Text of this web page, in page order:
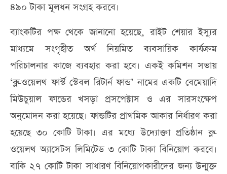
৪৯০ টাকা মূলধন সংগ্রহ করবে।
ব্যাংকটির পক্ষ থেকে জানানো হয়েছে, রাইট শেয়ার ইস্যুর
মাধ্যমে সংগৃহীত অর্থ নিয়মিত ব্যবসায়িক কার্যক্রম
পরিচালনার কাজে ব্যবহার করা হবে। একই কমিশন সভায়
‘ব্লু-ওয়েলথ ফার্স্ট স্টেবল রিটার্ন ফান্ড’ নামের একটি বেমেয়াদি
মিউচুয়াল ফান্ডের খসড়া প্রসপেক্টাস ও এর সারসংক্ষেপ
অনুমোদন করা হয়েছে। ফান্ডটির প্রাথমিক আকার নির্ধারণ করা
হয়েছে ৩০ কোটি টাকা। এর মধ্যে উদ্যোক্তা প্রতিষ্ঠান ব্লু-
ওয়েলথ অ্যাসেটস লিমিটেড ৩ কোটি টাকা বিনিয়োগ করবে।
বাকি ২৭ কোটি টাকা সাধারণ বিনিয়োগকারীদের জন্য উন্মুক্ত